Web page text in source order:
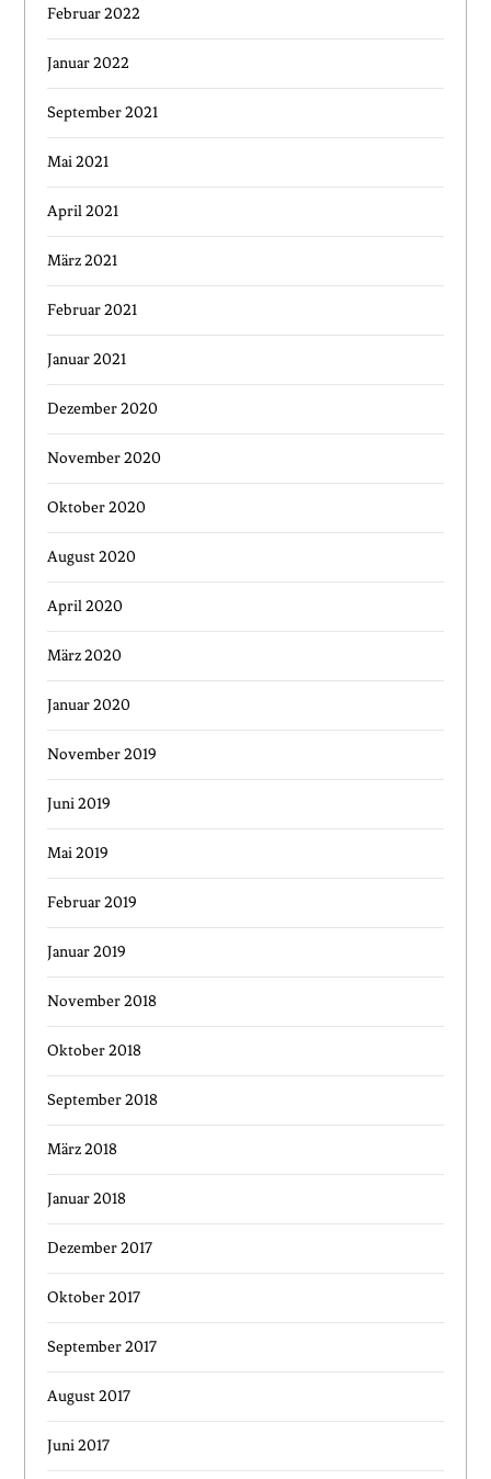
Februar 2022
Januar 2022
September 2021
Mai 2021
April 2021
März 2021
Februar 2021
Januar 2021
Dezember 2020
November 2020
Oktober 2020
August 2020
April 2020
März 2020
Januar 2020
November 2019
Juni 2019
Mai 2019
Februar 2019
Januar 2019
November 2018
Oktober 2018
September 2018
März 2018
Januar 2018
Dezember 2017
Oktober 2017
September 2017
August 2017
Juni 2017